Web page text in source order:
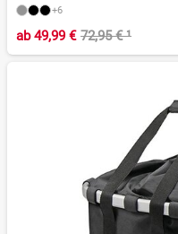
+6
ab49,99 € 72,95 €¹